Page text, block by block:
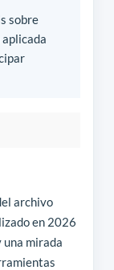
sobre
archivo
en 2026
una mirada